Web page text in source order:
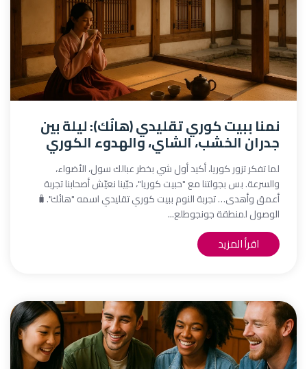
نمنا ببيت كوري تقليدي (هانُك): ليلة بين
جدران الخشب، الشاي، والهدوء الكوري
لما تفكر تزور كوريا، أكيد أول شي بخطر عبالك سول، الأضواء،
والسرعة. بس بجولتنا مع "حبيت كوريا"، حبّينا نعيّش أصحابنا تجربة
أعمق وأهدى… تجربة النوم ببيت كوري تقليدي اسمه "هانُك".🧳
الوصول لمنطقة جونجوطلع...
اقرأ المزيد